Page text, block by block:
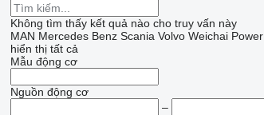
Không tìm thấy kết quả nào cho truy vấn này
MAN Mercedes Benz Scania Volvo Weichai Power
hiển thị tất cả
Mẫu động cơ
Nguồn động cơ
–